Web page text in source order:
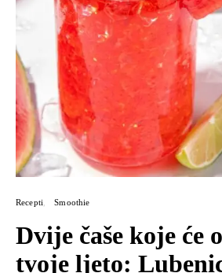
Recepti Smoothie
Dvije čaše koje će
tvoje ljeto: